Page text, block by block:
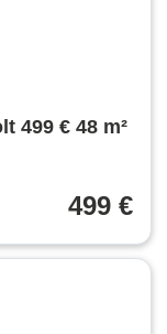
499 € 48 m²
499 €